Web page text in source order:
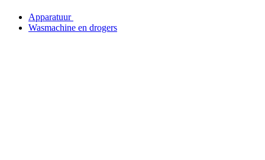
Apparatuur
Wasmachine en drogers